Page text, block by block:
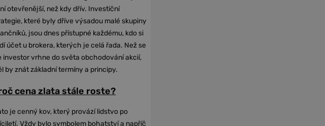
otevřenější, než kdy dřív. Investiční
které byly dříve výsadou malé skupiny
jsou dnes přístupné každému, kdo si
účet u brokera, kterých je celá řada. Než se
investor vrhne do světa obchodování akcií,
by znát základní termíny a principy.
cena zlata stále roste?
je cenný kov, který provází lidstvo po
Vždy bylo symbolem bohatství a napříč